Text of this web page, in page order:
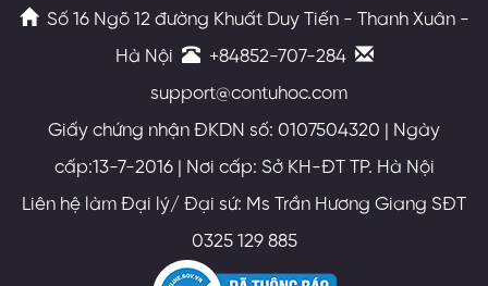
Số 16 Ngõ 12 đường Khuất Duy Tiến - Thanh Xuân -
Hà Nội
+84852-707-284
support@contuhoc.com
Giấy chứng nhận ĐKDN số: 0107504320 | Ngày
cấp:13-7-2016 | Nơi cấp: Sở KH-ĐT TP. Hà Nội
Liên hệ làm Đại lý/ Đại sứ: Ms Trần Hương Giang SĐT
0325 129 885